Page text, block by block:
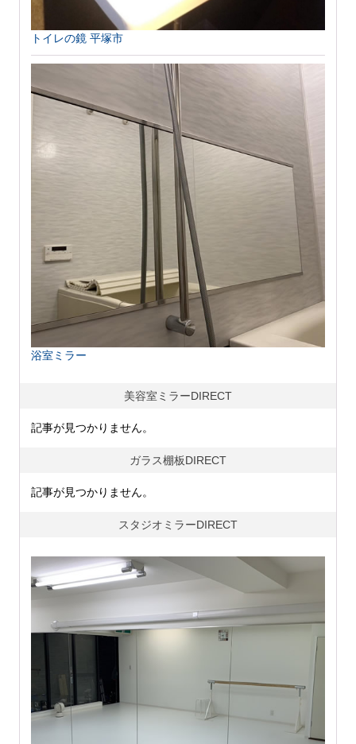
トイレの鏡 平塚市
浴室ミラー
美容室ミラーDIRECT
記事が見つかりません。
ガラス棚板DIRECT
記事が見つかりません。
スタジオミラーDIRECT